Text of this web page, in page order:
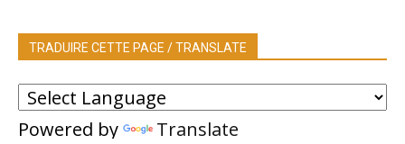
TRADUIRE CETTE PAGE / TRANSLATE
Powered by Translate